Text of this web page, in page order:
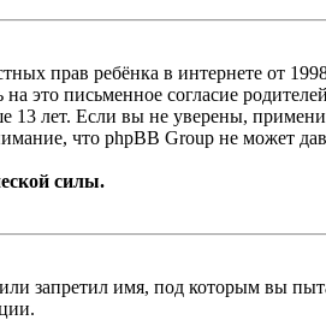
прав ребёнка в интернете от
это письменное согласие
лет. Если вы не уверены,
что phpBB Group не может
силы.
запретил имя, под которым вы